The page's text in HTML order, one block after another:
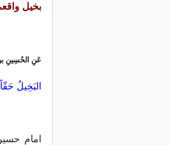
بخیل
عَنِ الحُسِینِ
البَخِیلُ
امام